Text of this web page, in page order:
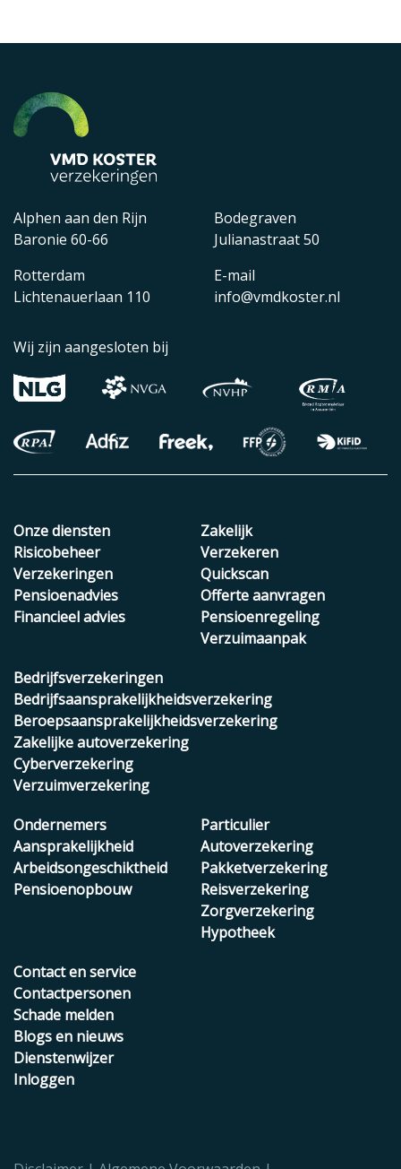
Alphen aan den Rijn
Baronie 60-66
Rotterdam
Lichtenauerlaan 110
Bodegraven
Julianastraat 50
E-mail
info@vmdkoster.nl
Wij zijn aangesloten bij
Onze diensten
Risicobeheer
Verzekeringen
Pensioenadvies
Financieel advies
Zakelijk
Verzekeren
Quickscan
Offerte aanvragen
Pensioenregeling
Verzuimaanpak
Bedrijfsverzekeringen
Bedrijfsaansprakelijkheidsverzekering
Beroepsaansprakelijkheidsverzekering
Zakelijke autoverzekering
Cyberverzekering
Verzuimverzekering
Ondernemers
Aansprakelijkheid
Arbeidsongeschiktheid
Pensioenopbouw
Particulier
Autoverzekering
Pakketverzekering
Reisverzekering
Zorgverzekering
Hypotheek
Contact en service
Contactpersonen
Schade melden
Blogs en nieuws
Dienstenwijzer
Inloggen